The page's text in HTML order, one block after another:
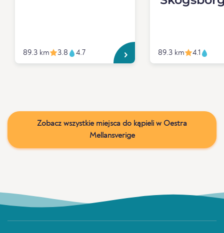
89.3 km 3.8 4.7 89.3 km 4.1
Zobacz wszystkie miejsca do kąpieli w Oestra
Mellansverige